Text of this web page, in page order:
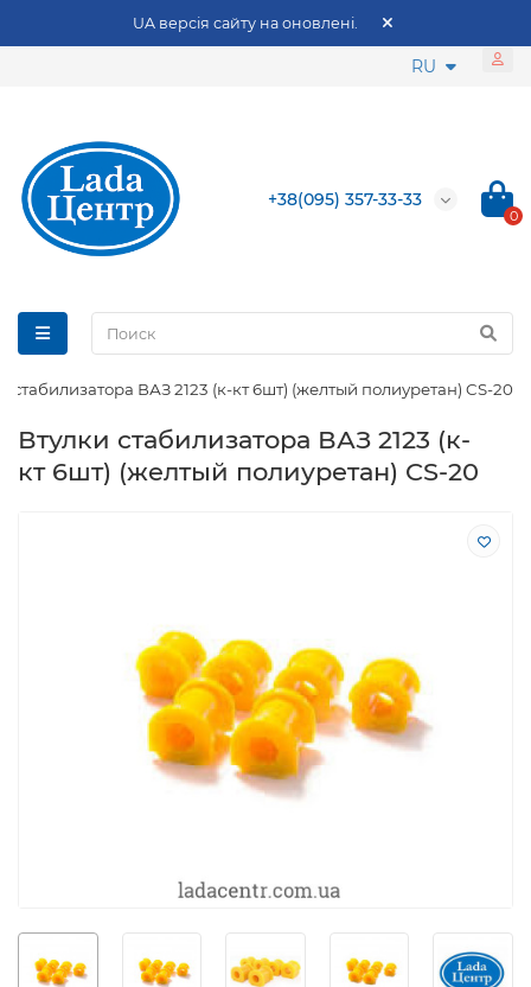
UA версія сайту на оновлені.
RU
+38(095) 357-33-33
0
стабилизатора ВАЗ 2123 (к-кт 6шт) (желтый полиуретан) CS-20
Втулки стабилизатора ВАЗ 2123 (к-
кт 6шт) (желтый полиуретан) CS-20